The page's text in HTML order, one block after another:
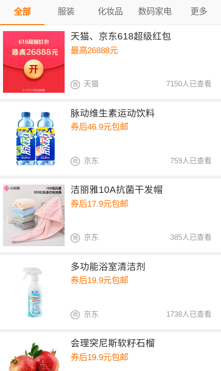
全部 服装 化妆品 数码家电 更多
天猫、京东618超级红包
最高26888元
7150人已查看
天猫
脉动维生素运动饮料
券后46.9元包邮
759人已查看
京东
洁丽雅10A抗菌干发帽
券后17.9元包邮
385人已查看
京东
多功能浴室清洁剂
券后19.9元包邮
1738人已查看
京东
会理突尼斯软籽石榴
券后19.9元包邮